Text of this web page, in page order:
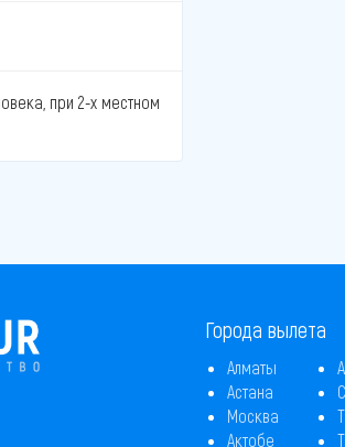
при 2-х местном
Города вылета
Алматы
Астана
Москва
Актобе